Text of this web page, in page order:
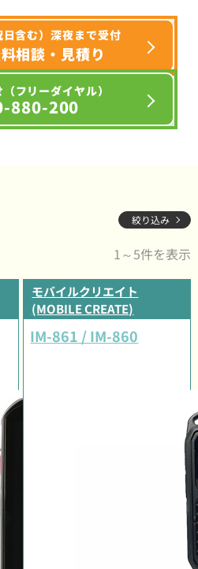
含む）深夜まで受付
相談・見積り
フリーダイヤル）
880-200
絞り込み
1～5件を表示
モバイルクリエイト
(MOBILE CREATE)
IM-861 / IM-860